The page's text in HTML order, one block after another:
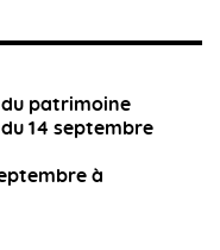
du patrimoine
14 septembre
à